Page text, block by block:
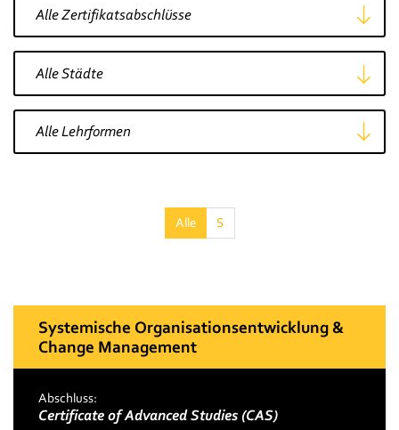
Alle S
Systemische Organisationsentwicklung &
Change Management
Abschluss:
Certificate of Advanced Studies (CAS)